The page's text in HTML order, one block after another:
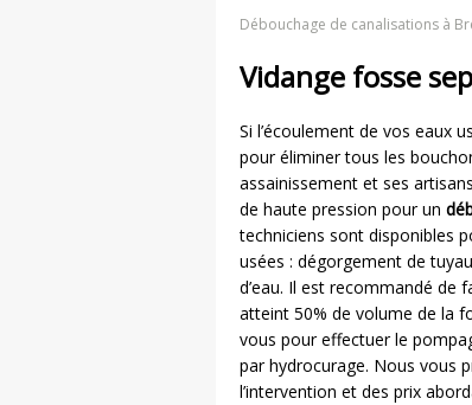
Débouchage de canalisations à
Vidange fosse
Si l’écoulement de vos eaux
pour éliminer tous les
assainissement et ses
de haute pression pour un
techniciens sont disponibles
usées : dégorgement de
d’eau. Il est recommandé de
atteint 50% de volume de la
vous pour effectuer le
par hydrocurage. Nous vous
l’intervention et des prix